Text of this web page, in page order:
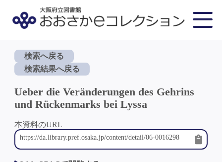
検索へ戻る
検索結果へ戻る
Ueber die Veränderungen des Gehrins
und Rückenmarks bei Lyssa
本資料のURL